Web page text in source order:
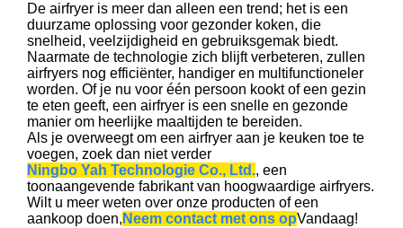
De airfryer is meer dan alleen een trend; het is een
duurzame oplossing voor gezonder koken, die
snelheid, veelzijdigheid en gebruiksgemak biedt.
Naarmate de technologie zich blijft verbeteren, zullen
airfryers nog efficiënter, handiger en multifunctioneler
worden. Of je nu voor één persoon kookt of een gezin
te eten geeft, een airfryer is een snelle en gezonde
manier om heerlijke maaltijden te bereiden.
Als je overweegt om een ​​airfryer aan je keuken toe te
voegen, zoek dan niet verder
Ningbo Yah Technologie Co., Ltd., een
toonaangevende fabrikant van hoogwaardige airfryers.
Wilt u meer weten over onze producten of een
aankoop doen, Neem contact met ons opVandaag!